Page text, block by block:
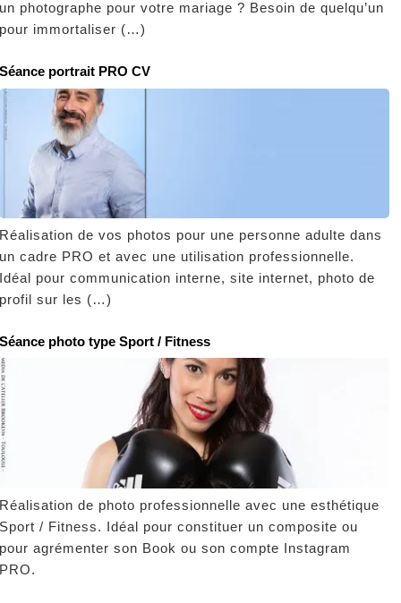
photographe pour votre mariage ? Besoin de quelqu’un
immortaliser (…)
portrait PRO CV
de vos photos pour une personne adulte dans
cadre PRO et avec une utilisation professionnelle.
pour communication interne, site internet, photo de
sur les (…)
photo type Sport / Fitness
de photo professionnelle avec une esthétique
/ Fitness. Idéal pour constituer un composite ou
agrémenter son Book ou son compte Instagram